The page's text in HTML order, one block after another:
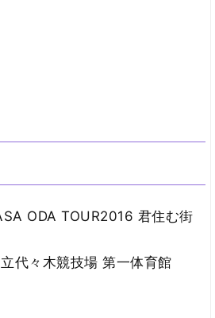
ODA TOUR2016 君住む街
代々木競技場 第一体育館